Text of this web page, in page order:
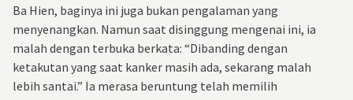
Ba Hien, baginya ini juga bukan pengalaman yang
menyenangkan. Namun saat disinggung mengenai ini, ia
malah dengan terbuka berkata: “Dibanding dengan
ketakutan yang saat kanker masih ada, sekarang malah
lebih santai.” Ia merasa beruntung telah memilih